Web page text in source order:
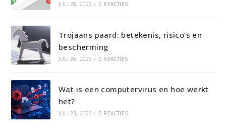
JULI 28, 2026 / 0 REACTIES
Trojaans paard: betekenis, risico’s en
bescherming
JULI 26, 2026 / 0 REACTIES
Wat is een computervirus en hoe werkt
het?
JULI 23, 2026 / 0 REACTIES